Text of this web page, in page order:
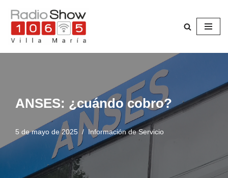
Saltar
al
contenido
ANSES: ¿cuándo cobro?
5 de mayo de 2025 Información de Servicio